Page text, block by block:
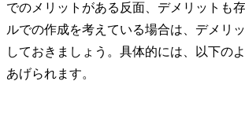
でのメリットがある反面、デメリットも
ルでの作成を考えている場合は、デメリ
しておきましょう。具体的には、以下の
あげられます。